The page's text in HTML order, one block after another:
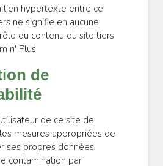
lien hypertexte entre ce
ne signifie en aucune
du contenu du site tiers
n' Plus
de
de ce site de
mesures appropriées de
ses propres données
contamination par